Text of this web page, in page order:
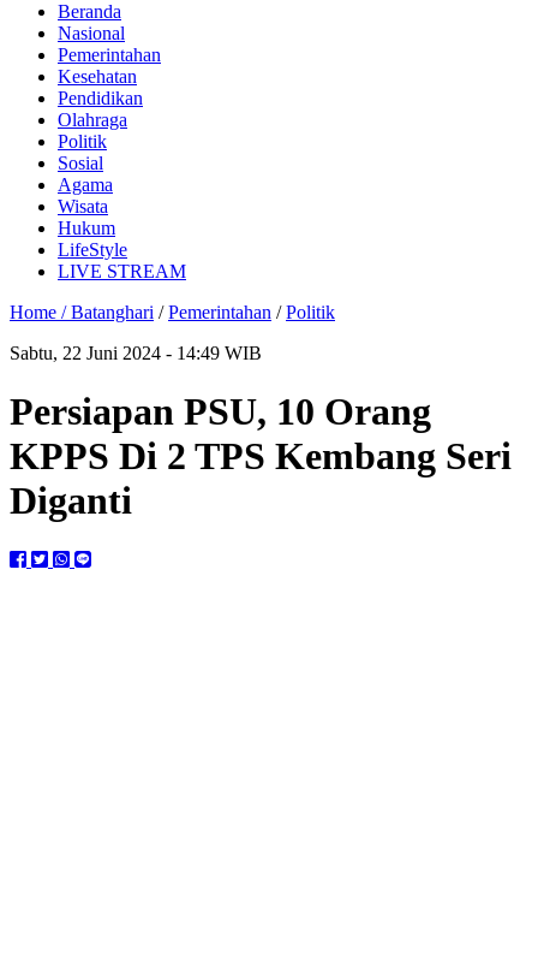
Beranda
Nasional
Pemerintahan
Kesehatan
Pendidikan
Olahraga
Politik
Sosial
Agama
Wisata
Hukum
LifeStyle
LIVE STREAM
Home /Batanghari /Pemerintahan /Politik
Sabtu, 22 Juni 2024 - 14:49 WIB
Persiapan PSU, 10 Orang
KPPS Di 2 TPS Kembang Seri
Diganti